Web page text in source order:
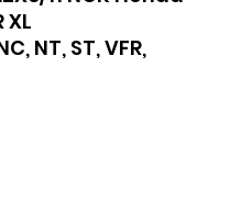
XL
NT, ST, VFR,